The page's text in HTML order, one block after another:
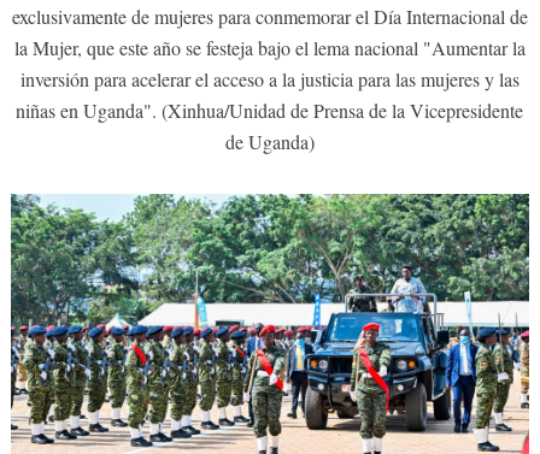
exclusivamente de mujeres para conmemorar el Día Internacional de
la Mujer, que este año se festeja bajo el lema nacional "Aumentar la
inversión para acelerar el acceso a la justicia para las mujeres y las
niñas en Uganda". (Xinhua/Unidad de Prensa de la Vicepresidente
de Uganda)